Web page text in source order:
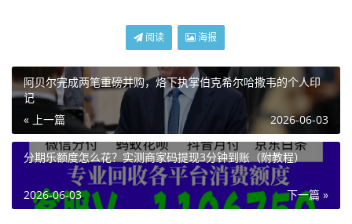
阅读 海报
阿贝尔完成两笔重磅并购，烙下执掌伯克希尔哈撒韦的个人印
记
« 上一篇
2026-06-03
分期乐额度怎么花？实测商家码提现3分钟到账（附教程）
下一篇 »
2026-06-03